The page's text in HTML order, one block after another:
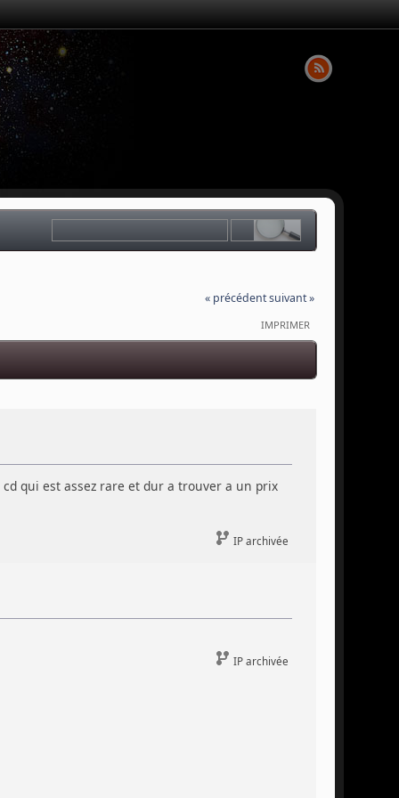
« précédentsuivant »
IMPRIMER
qui est assez rare et dur a trouver a un prix
IP archivée
IP archivée